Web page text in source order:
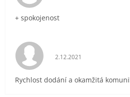
+ spokojenost
Hodnocení obchodu je
2.12.2021
Rychlost dodání a okamžitá